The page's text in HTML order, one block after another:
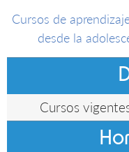
Cursos de
desde la
Cursos